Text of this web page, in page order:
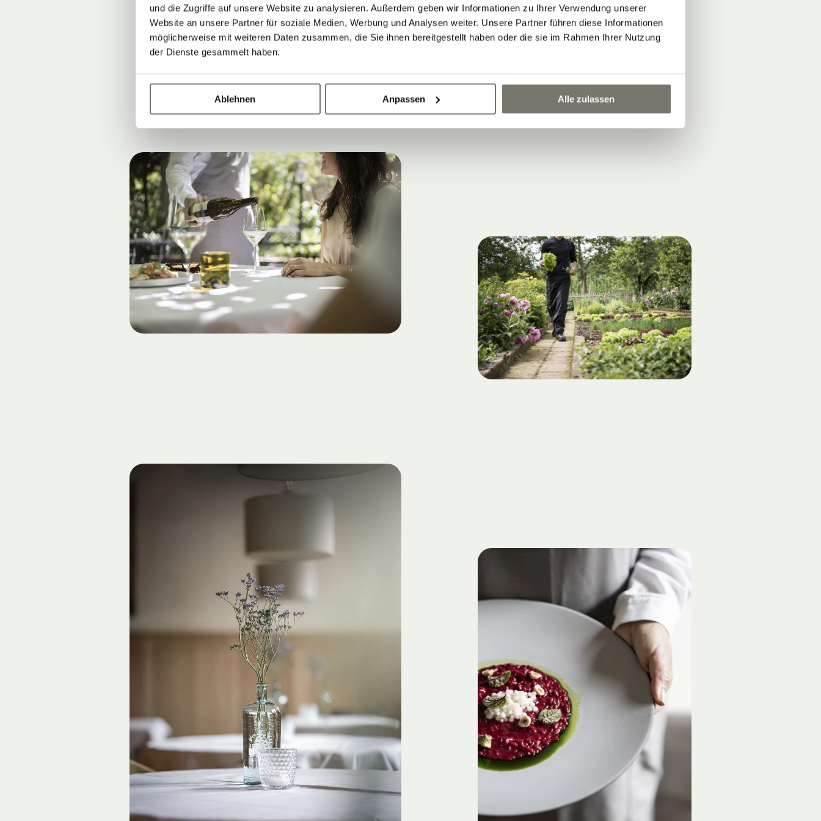
und die Zugriffe auf unsere Website zu analysieren. Außerdem geben wir Informationen zu Ihrer Verwendung unserer
Website an unsere Partner für soziale Medien, Werbung und Analysen weiter. Unsere Partner führen diese Informationen
möglicherweise mit weiteren Daten zusammen, die Sie ihnen bereitgestellt haben oder die sie im Rahmen Ihrer Nutzung
der Dienste gesammelt haben.
Ablehnen Anpassen Alle zulassen
auf derGartenterrasseunter den Glyzinien erleben.
Spezialitäten genießen